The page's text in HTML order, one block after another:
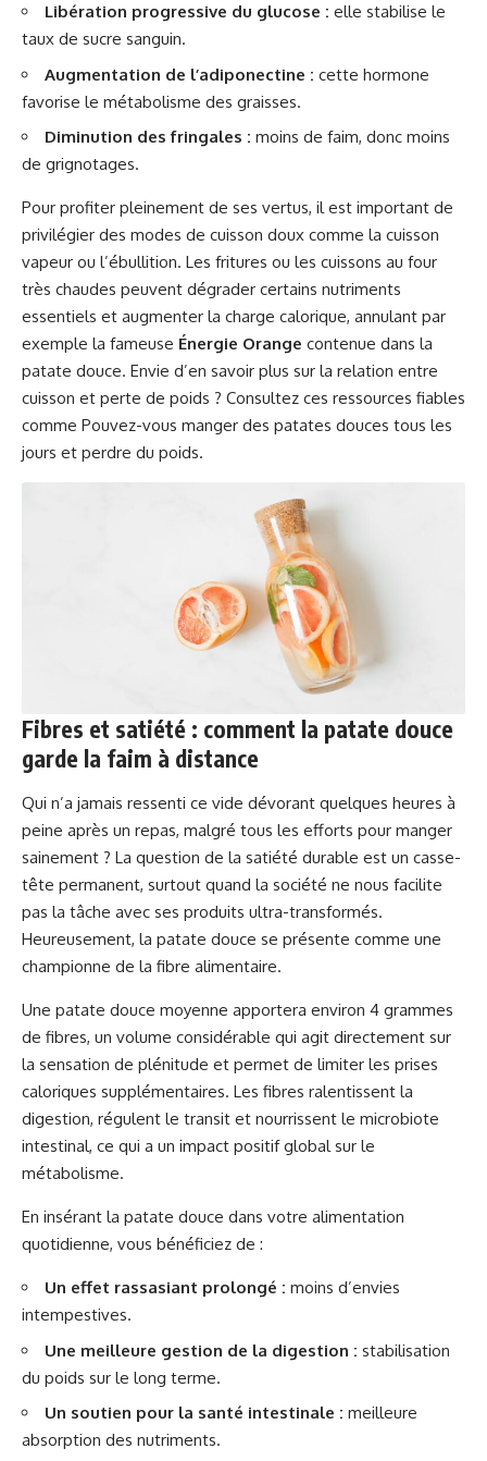
Libération progressive du glucose : elle stabilise le
taux de sucre sanguin.
Augmentation de l’adiponectine : cette hormone
favorise le métabolisme des graisses.
Diminution des fringales : moins de faim, donc moins
de grignotages.
Pour profiter pleinement de ses vertus, il est important de
privilégier des modes de cuisson doux comme la cuisson
vapeur ou l’ébullition. Les fritures ou les cuissons au four
très chaudes peuvent dégrader certains nutriments
essentiels et augmenter la charge calorique, annulant par
exemple la fameuse Énergie Orange contenue dans la
patate douce. Envie d’en savoir plus sur la relation entre
cuisson et perte de poids ? Consultez ces ressources fiables
comme Pouvez-vous manger des patates douces tous les
jours et perdre du poids.
Fibres et satiété : comment la patate douce
garde la faim à distance
Qui n’a jamais ressenti ce vide dévorant quelques heures à
peine après un repas, malgré tous les efforts pour manger
sainement ? La question de la satiété durable est un casse-
tête permanent, surtout quand la société ne nous facilite
pas la tâche avec ses produits ultra-transformés.
Heureusement, la patate douce se présente comme une
championne de la fibre alimentaire.
Une patate douce moyenne apportera environ 4 grammes
de fibres, un volume considérable qui agit directement sur
la sensation de plénitude et permet de limiter les prises
caloriques supplémentaires. Les fibres ralentissent la
digestion, régulent le transit et nourrissent le microbiote
intestinal, ce qui a un impact positif global sur le
métabolisme.
En insérant la patate douce dans votre alimentation
quotidienne, vous bénéficiez de :
Un effet rassasiant prolongé : moins d’envies
intempestives.
Une meilleure gestion de la digestion : stabilisation
du poids sur le long terme.
Un soutien pour la santé intestinale : meilleure
absorption des nutriments.